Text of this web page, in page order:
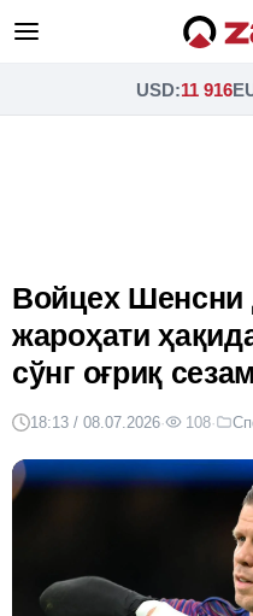
USD:11 916
Войцех Шенсни
жароҳати
сўнг оғриқ
18:13 / 08.07.2026· 108·